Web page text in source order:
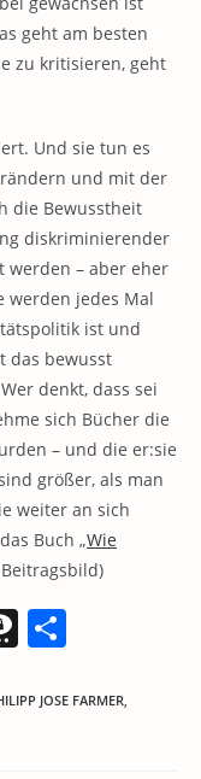
geht am besten
zu kritisieren, geht
Und sie tun es
und mit der
die Bewusstheit
diskriminierender
werden – aber eher
werden jedes Mal
ist und
das bewusst
denkt, dass sei
sich Bücher die
– und die er:sie
größer, als man
weiter an sich
Buch „Wie
Beitragsbild)
T
re le
JOSE FARMER